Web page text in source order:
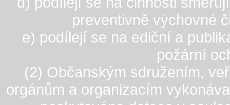
preventivně výchovné
e) podílejí se na ediční a
požární
(2) Občanským sdružením,
orgánům a organizacím